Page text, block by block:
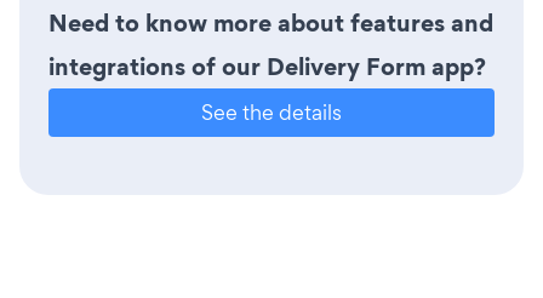
Need to know more about features and
integrations of our Delivery Form app?
See the details